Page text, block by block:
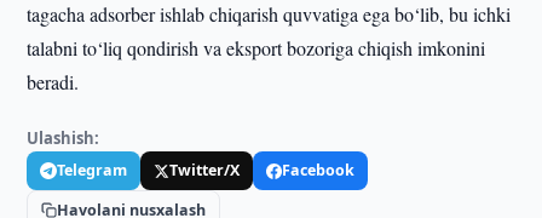
tagacha adsorber ishlab chiqarish quvvatiga ega bo‘lib, bu ichki
talabni to‘liq qondirish va eksport bozoriga chiqish imkonini
beradi.
Ulashish:
Telegram Twitter/X
Facebook
Havolani nusxalash